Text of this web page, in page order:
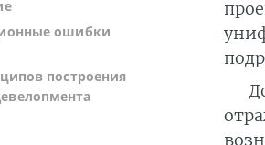
ошибки
построения